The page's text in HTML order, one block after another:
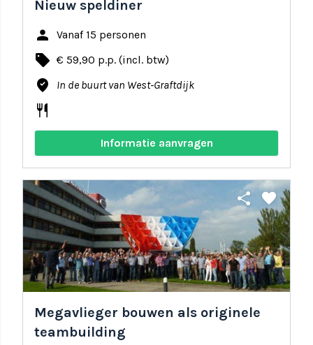
Nieuw speldiner
person Vanaf 15 personen
local_offer € 59,90 p.p. (incl. btw)
where_to_vote In de buurt van West-Graftdijk
restaurant
Informatie aanvragen
share favorite
Megavlieger bouwen als originele
teambuilding